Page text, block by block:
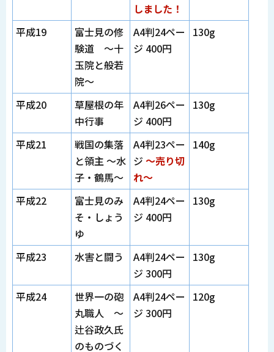
しました！
平成19
富士見の修
験道 ～十
玉院と般若
院～
A4判24ペー
ジ 400円
130g
平成20
草屋根の年
中行事
A4判26ペー
ジ 400円
130g
平成21
戦国の集落
と領主 ～水
子・鶴馬～
A4判23ペー
ジ ～売り切
れ～
140g
平成22
富士見のみ
そ・しょう
ゆ
A4判24ペー
ジ 400円
130g
平成23 水害と闘う
A4判24ペー
ジ 300円
130g
平成24
世界一の砲
丸職人 ～
辻谷政久氏
のものづく
A4判24ペー
ジ 300円
120g